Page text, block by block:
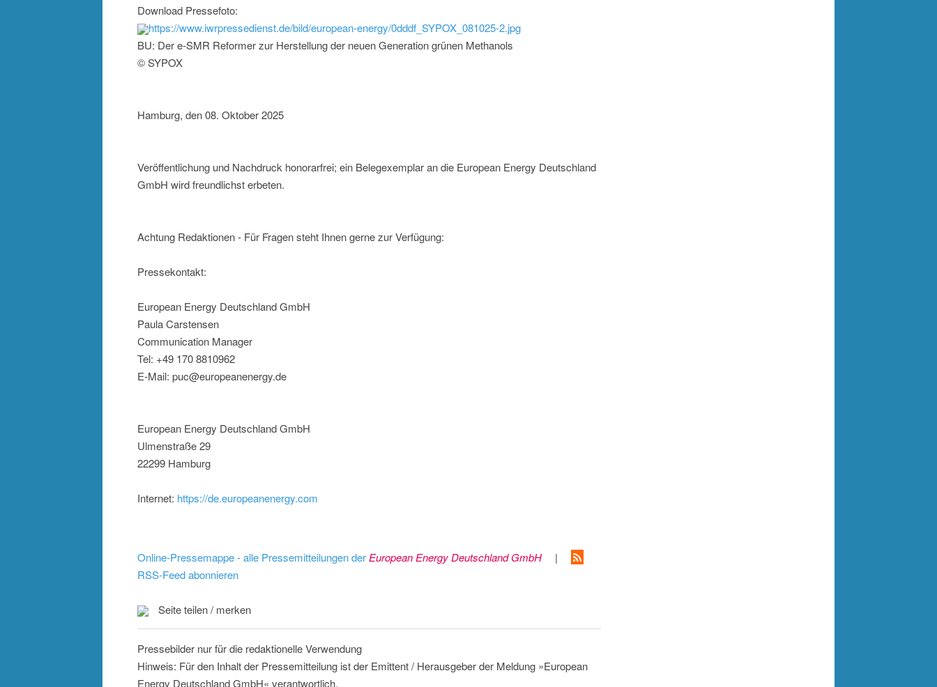
Download Pressefoto:
https://www.iwrpressedienst.de/bild/european-energy/0dddf_SYPOX_081025-2.jpg
BU: Der e-SMR Reformer zur Herstellung der neuen Generation grünen Methanols
© SYPOX
Hamburg, den 08. Oktober 2025
Veröffentlichung und Nachdruck honorarfrei; ein Belegexemplar an die European Energy Deutschland
GmbH wird freundlichst erbeten.
Achtung Redaktionen - Für Fragen steht Ihnen gerne zur Verfügung:
Pressekontakt:
European Energy Deutschland GmbH
Paula Carstensen
Communication Manager
Tel: +49 170 8810962
E-Mail: puc@europeanenergy.de
European Energy Deutschland GmbH
Ulmenstraße 29
22299 Hamburg
Internet: https://de.europeanenergy.com
Online-Pressemappe - alle Pressemitteilungen der European Energy Deutschland GmbH
|
RSS-Feed abonnieren
Seite teilen / merken
Pressebilder nur für die redaktionelle Verwendung
Hinweis: Für den Inhalt der Pressemitteilung ist der Emittent / Herausgeber der Meldung »European
Energy Deutschland GmbH« verantwortlich.